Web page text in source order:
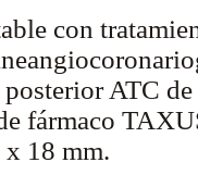
con
ATC
fármaco
18 mm.